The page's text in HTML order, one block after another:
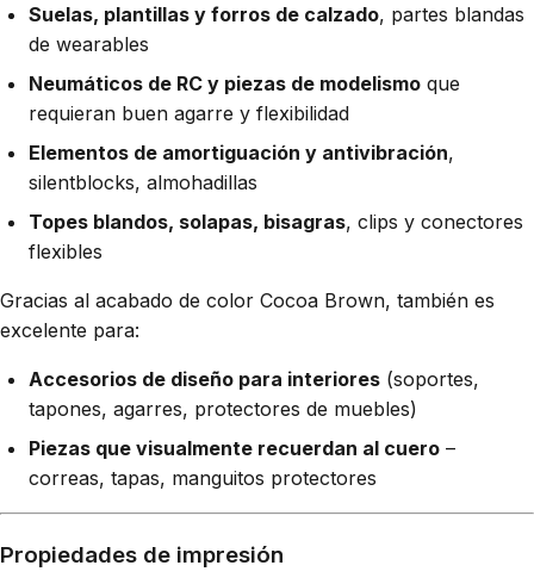
Suelas, plantillas y forros de calzado, partes blandas
de wearables
Neumáticos de RC y piezas de modelismo que
requieran buen agarre y flexibilidad
Elementos de amortiguación y antivibración,
silentblocks, almohadillas
Topes blandos, solapas, bisagras, clips y conectores
flexibles
Gracias al acabado de color Cocoa Brown, también es
excelente para:
Accesorios de diseño para interiores (soportes,
tapones, agarres, protectores de muebles)
Piezas que visualmente recuerdan al cuero –
correas, tapas, manguitos protectores
Propiedades de impresión